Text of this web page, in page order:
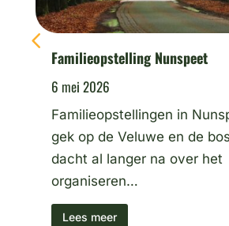
Familieopstelling Nunspeet
6 mei 2026
Familieopstellingen in
gek op de Veluwe en de
dacht al langer na over het
organiseren…
Lees meer